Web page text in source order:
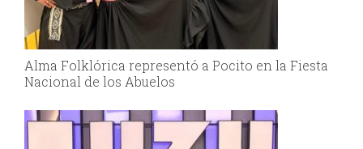
Alma Folklórica representó a Pocito en la Fiesta
Nacional de los Abuelos